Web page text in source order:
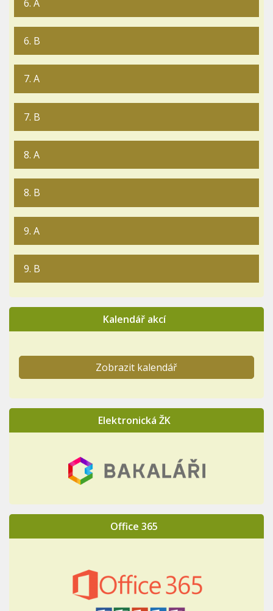
6. A
6. B
7. A
7. B
8. A
8. B
9. A
9. B
Kalendář akcí
Zobrazit kalendář
Elektronická ŽK
Office 365